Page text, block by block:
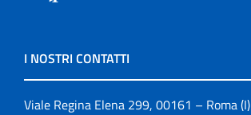
I NOSTRI CONTATTI
Viale Regina Elena 299, 00161 – Roma (I)